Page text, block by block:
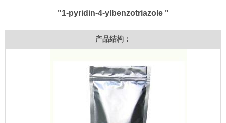
"1-pyridin-4-ylbenzotriazole "
产品结构：